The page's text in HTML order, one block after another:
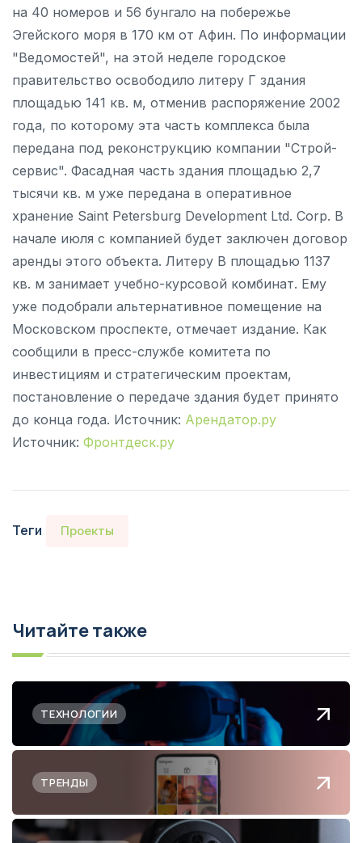
на 40 номеров и 56 бунгало на побережье
Эгейского моря в 170 км от Афин. По информации
"Ведомостей", на этой неделе городское
правительство освободило литеру Г здания
площадью 141 кв. м, отменив распоряжение 2002
года, по которому эта часть комплекса была
передана под реконструкцию компании "Строй-
сервис". Фасадная часть здания площадью 2,7
тысячи кв. м уже передана в оперативное
хранение Saint Petersburg Development Ltd. Corp. В
начале июля с компанией будет заключен договор
аренды этого объекта. Литеру В площадью 1137
кв. м занимает учебно-курсовой комбинат. Ему
уже подобрали альтернативное помещение на
Московском проспекте, отмечает издание. Как
сообщили в пресс-службе комитета по
инвестициям и стратегическим проектам,
постановление о передаче здания будет принято
до конца года. Источник: Арендатор.ру
Источник: Фронтдеск.ру
Теги Проекты
Читайте также
ТЕХНОЛОГИИ
ТРЕНДЫ